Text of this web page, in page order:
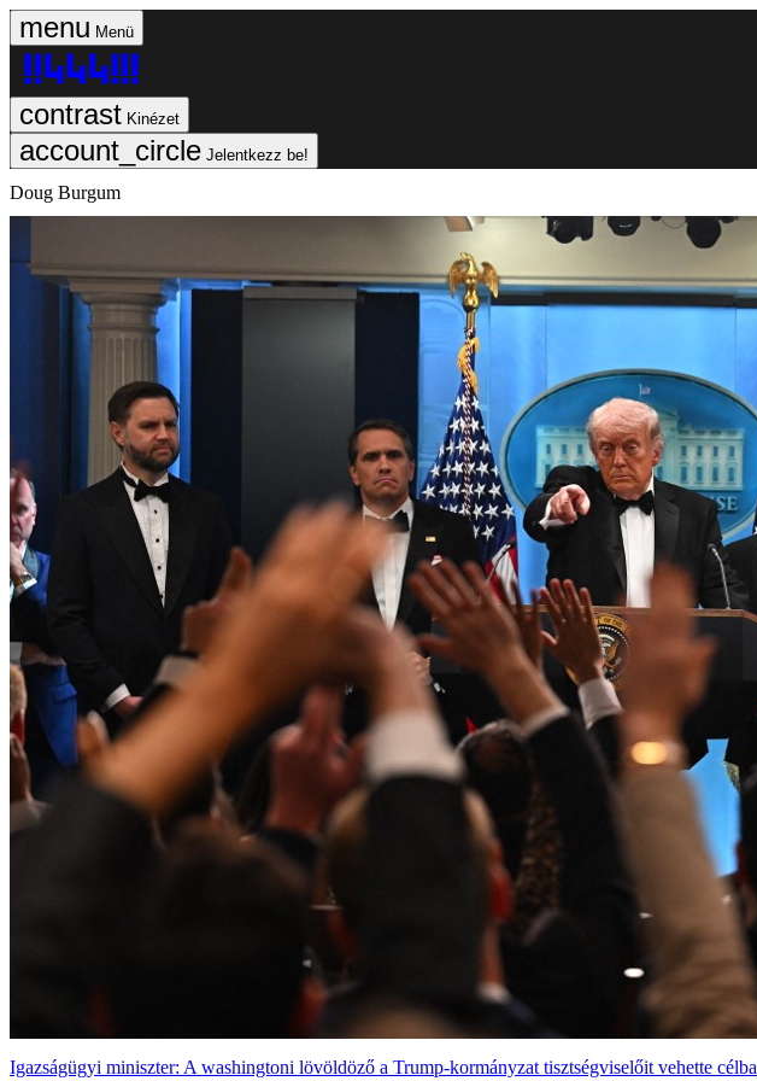
Menü
Kinézet
Jelentkezz be!
Doug Burgum
Igazságügyi miniszter: A washingtoni lövöldöző a Trump-kormányzat tisztségviselőit vehette célba